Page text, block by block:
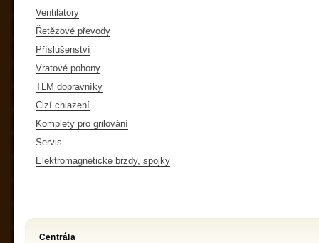
Ventilátory
Řetězové převody
Příslušenství
Vratové pohony
TLM dopravníky
Cizí chlazení
Komplety pro grilování
Servis
Elektromagnetické brzdy, spojky
Centrála